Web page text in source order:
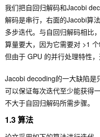
我们把自回归解码和Jacobi
解码是串行，右面的Jacobi算
多步迭代。与自回归解码相比
算量要大，因为它需要对 >1
但由于 GPU 的并行处理特性
Jacobi decoding的一大缺陷
可以保证每次迭代至少能获得
不大于自回归解码所需步骤。
1.3 算法